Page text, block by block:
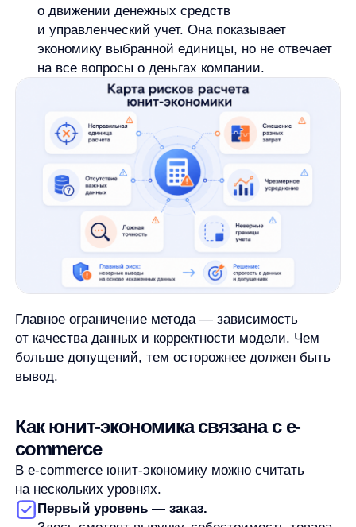
вопрос: что происходит с доходами
и расходами на уровне выбранного юнита. Эти
показатели могут использоваться рядом,
но не заменяют друг друга.
Можно ли считать юнит-экономику без
CRM или аналитики?
данных, но точность будет ограничена. Чем
сложнее модель, тем важнее надежные данные
о продажах, расходах, привлечении, повторных
покупках и сегментах. Если данных мало,
расчет лучше воспринимать как
предварительную гипотезу.
Нужна ли специальная таблица или
калькулятор?
Таблица или калькулятор могут помочь
не запутаться в числах, но они не решают
главную задачу сами по себе. Сначала нужно
и собрать корректные данные. Иначе даже
удобный шаблон даст слабый результат.
Можно ли использовать одну формулу
юнит-экономики для любого бизнеса?
моделей — еще сравнение с затратами
на привлечение и ценностью клиента
от юнита, бизнес-модели, периода и доступных
данных.